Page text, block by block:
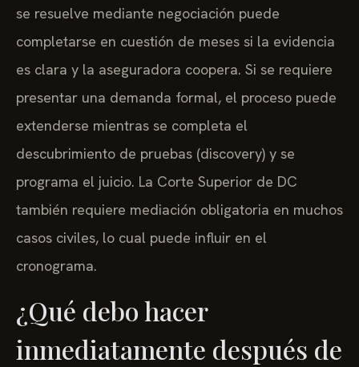
se resuelve mediante negociación puede
completarse en cuestión de meses si la evidencia
es clara y la aseguradora coopera. Si se requiere
presentar una demanda formal, el proceso puede
extenderse mientras se completa el
descubrimiento de pruebas (discovery) y se
programa el juicio. La Corte Superior de DC
también requiere mediación obligatoria en muchos
casos civiles, lo cual puede influir en el
cronograma.
¿Qué debo hacer
inmediatamente después de